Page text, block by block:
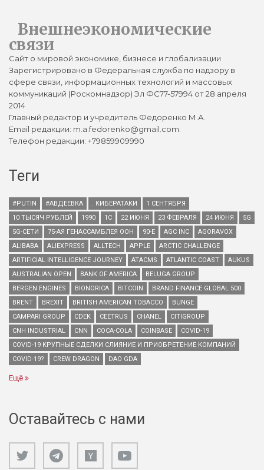
Внешнеэкономические
связи
Сайт о мировой экономике, бизнесе и глобализации
Зарегистрировано в Федеральная служба по надзору в
сфере связи, информационных технологий и массовых
коммуникаций (Роскомнадзор) Эл ФС77-57994 от 28 апреля
2014
Главный редактор и учредитель Федоренко М.А.
Email редакции: m.a.fedorenko@gmail.com.
Телефон редакции: +79859909990
Теги
#PUTIN #АВДЕЕВКА . КИБЕРАТАКИ
1 СЕНТЯБРЯ
10 ТЫСЯЧ РУБЛЕЙ
1990 1С 22 ИЮНЯ 23 ФЕВРАЛЯ 24 ИЮНЯ
5G
5G-СЕТИ
75-АЯ ГЕНАССАМБЛЕЯ ООН 90-Е AGC INC
AGORAVOX
ALIBABA
ALIEXPRESS ALLTECH APPLE
ARCTIC CHALLENGE
ARTIFICIAL INTELLIGENCE JOURNEY
ATACMS ATLANTIC COAST
AUKUS
AUSTRALIAN OPEN
BANK OF AMERICA
BELUGA GROUP
BERGEN ENGINES
BIONORICA BITCOIN
BRAND FINANCE GLOBAL 500
BRENT
BREXIT BRITISH AMERICAN TOBACCO
BUNGE
CAMPARI GROUP
CDEK CEETRUS CHANEL
CITIGROUP
CNH INDUSTRIAL
CNN COCA-COLA COINBASE
COVID-19
COVID-19 КРУПНЫЕ СДЕЛКИ СЛИЯНИЕ И ПРИОБРЕТЕНИЕ КОМПАНИЙ
COVID-19?
CREW DRAGON DAO GDA
Ещё
Оставайтесь с нами